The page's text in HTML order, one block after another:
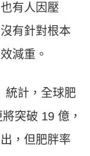
有人因壓
有針對根本
減重。
統計，全球肥
突破 19 億，
，但肥胖率